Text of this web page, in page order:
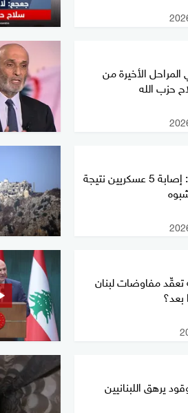
الأخيرة من
حزب الله
الجيش اللبناني: إصابة 5 عسكريين نتيجة
تعقّد مفاوضات لبنان
بعد؟
يرهق اللبنانيين